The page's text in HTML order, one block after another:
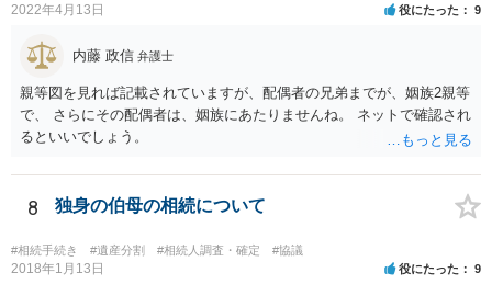
2022年4月13日 役にたった 9
内藤 政信 弁護士
親等図を見れば記載されていますが、配偶者の兄弟までが、姻族2親等
で、 さらにその配偶者は、姻族にあたりませんね。 ネットで確認され
るといいでしょう。
8 独身の伯母の相続について
#相続手続き #遺産分割 #相続人調査・確定 #協議
2018年1月13日 役にたった 9